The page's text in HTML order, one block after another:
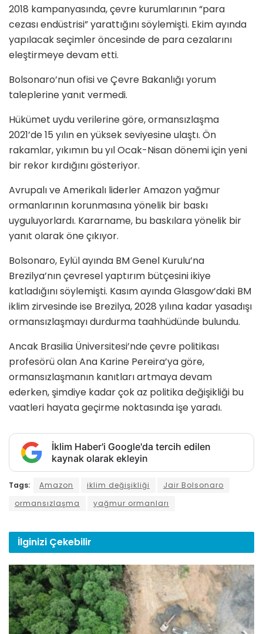
2018 kampanyasında, çevre kurumlarının “para
cezası endüstrisi” yarattığını söylemişti. Ekim ayında
yapılacak seçimler öncesinde de para cezalarını
eleştirmeye devam etti.
Bolsonaro’nun ofisi ve Çevre Bakanlığı yorum
taleplerine yanıt vermedi.
Hükümet uydu verilerine göre, ormansızlaşma
2021’de 15 yılın en yüksek seviyesine ulaştı. Ön
rakamlar, yıkımın bu yıl Ocak-Nisan dönemi için yeni
bir rekor kırdığını gösteriyor.
Avrupalı ve Amerikalı liderler Amazon yağmur
ormanlarının korunmasına yönelik bir baskı
uyguluyorlardı. Kararname, bu baskılara yönelik bir
yanıt olarak öne çıkıyor.
Bolsonaro, Eylül ayında BM Genel Kurulu’na
Brezilya’nın çevresel yaptırım bütçesini ikiye
katladığını söylemişti. Kasım ayında Glasgow’daki BM
iklim zirvesinde ise Brezilya, 2028 yılına kadar yasadışı
ormansızlaşmayı durdurma taahhüdünde bulundu.
Ancak Brasilia Üniversitesi’nde çevre politikası
profesörü olan Ana Karine Pereira’ya göre,
ormansızlaşmanın kanıtları artmaya devam
ederken, şimdiye kadar çok az politika değişikliği bu
vaatleri hayata geçirme noktasında işe yaradı.
İklim Haber'i Google'da tercih edilen
kaynak olarak ekleyin
Tags: Amazon iklim değişikliği
Jair Bolsonaro
ormansızlaşma
yağmur ormanları
İlginizi Çekebilir